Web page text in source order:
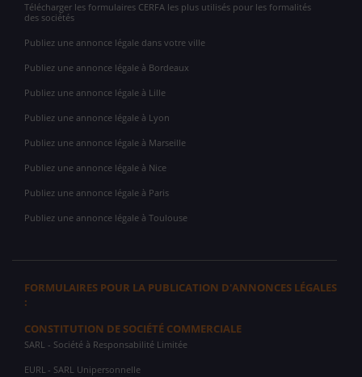
Télécharger les formulaires CERFA les plus utilisés pour les formalités
des sociétés
Publiez une annonce légale dans votre ville
Publiez une annonce légale à Bordeaux
Publiez une annonce légale à Lille
Publiez une annonce légale à Lyon
Publiez une annonce légale à Marseille
Publiez une annonce légale à Nice
Publiez une annonce légale à Paris
Publiez une annonce légale à Toulouse
FORMULAIRES POUR LA PUBLICATION D'ANNONCES LÉGALES
:
CONSTITUTION DE SOCIÉTÉ COMMERCIALE
SARL - Société à Responsabilité Limitée
EURL - SARL Unipersonnelle